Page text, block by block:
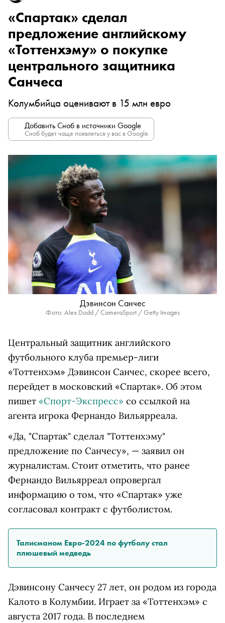
«Спартак» сделал
предложение английскому
«Тоттенхэму» о покупке
центрального защитника
Санчеса
Колумбийца оценивают в 15 млн евро
Добавить Сноб в источники Google
Сноб будет чаще появляться у вас в Google.
Дэвинсон Санчес
Фото: Alex Dodd / CameraSport / Getty Images
Центральный защитник английского
футбольного клуба премьер-лиги
«Тоттенхэм» Дэвинсон Санчес, скорее всего,
перейдет в московский «Спартак». Об этом
пишет «Спорт-Экспресс» со ссылкой на
агента игрока Фернандо Вильярреала.
«Да, "Спартак" сделал "Тоттенхэму"
предложение по Санчесу», — заявил он
журналистам. Стоит отметить, что ранее
Фернандо Вильярреал опровергал
информацию о том, что «Спартак» уже
согласовал контракт с футболистом.
Талисманом Евро-2024 по футболу стал
плюшевый медведь
Дэвинсону Санчесу 27 лет, он родом из города
Калото в Колумбии. Играет за «Тоттенхэм» с
августа 2017 года. В последнем